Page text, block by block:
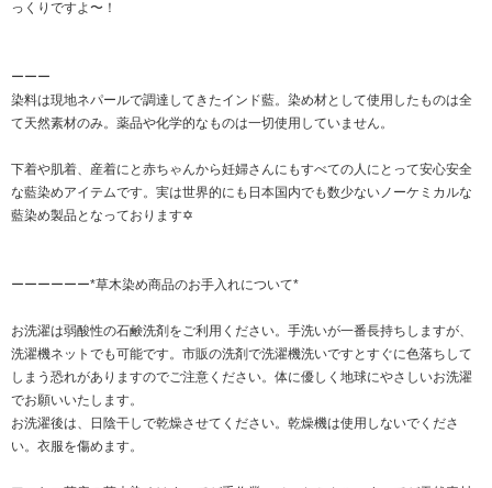
っくりですよ〜！
ーーー
染料は現地ネパールで調達してきたインド藍。染め材として使用したものは全
て天然素材のみ。薬品や化学的なものは一切使用していません。
下着や肌着、産着にと赤ちゃんから妊婦さんにもすべての人にとって安心安全
な藍染めアイテムです。実は世界的にも日本国内でも数少ないノーケミカルな
藍染め製品となっております✡
ーーーーーー*草木染め商品のお手入れについて*
お洗濯は弱酸性の石鹸洗剤をご利用ください。手洗いが一番長持ちしますが、
洗濯機ネットでも可能です。市販の洗剤で洗濯機洗いですとすぐに色落ちして
しまう恐れがありますのでご注意ください。体に優しく地球にやさしいお洗濯
でお願いいたします。
お洗濯後は、日陰干しで乾燥させてください。乾燥機は使用しないでくださ
い。衣服を傷めます。